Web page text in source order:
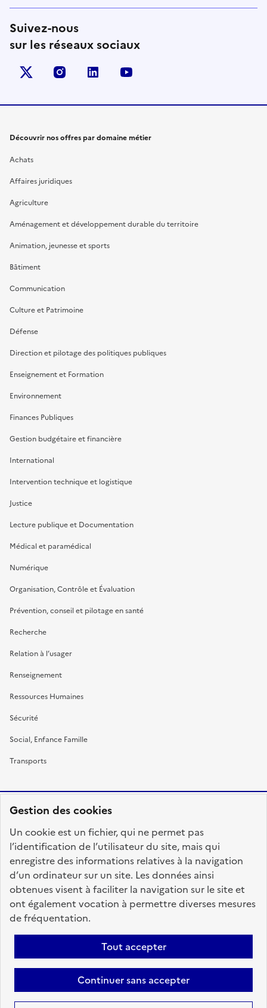
Gestion des cookies
Un cookie est un fichier, qui ne permet pas
l’identification de l’utilisateur du site, mais qui
enregistre des informations relatives à la navigation
d’un ordinateur sur un site. Les données ainsi
obtenues visent à faciliter la navigation sur le site et
ont également vocation à permettre diverses mesures
de fréquentation.
Tout accepter
Continuer sans accepter
Suivez-nous
sur les réseaux sociaux
X (anciennement Twitter)
instagramlinkedin
Découvrir nos offres par domaine métier
Achats
Affaires juridiques
Agriculture
Aménagement et développement durable du territoire
Animation, jeunesse et sports
Bâtiment
Communication
Culture et Patrimoine
Défense
Direction et pilotage des politiques publiques
Enseignement et Formation
Environnement
Finances Publiques
Gestion budgétaire et financière
International
Intervention technique et logistique
Justice
Lecture publique et Documentation
Médical et paramédical
Numérique
Organisation, Contrôle et Évaluation
Prévention, conseil et pilotage en santé
Recherche
Relation à l’usager
Renseignement
Ressources Humaines
Sécurité
Social, Enfance Famille
Transports
FRANÇAISE
fonction-publique.gouv.fr
legifrance.gouv.fr
gouvernement.fr
Accessibilité : totalement conforme
Personnaliser les cookies
Mentions légales Contact
candidats